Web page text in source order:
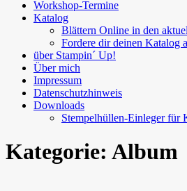
Workshop-Termine
Katalog
Blättern Online in den
Fordere dir deinen Katalog
über Stampin´ Up!
Über mich
Impressum
Datenschutzhinweis
Downloads
Stempelhüllen-Einleger für
Kategorie: Album